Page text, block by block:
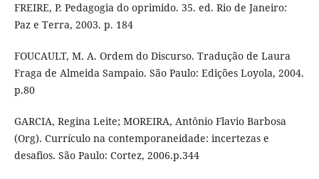
FREIRE, P. Pedagogia do oprimido. 35. ed. Rio de Janeiro:
Paz e Terra, 2003. p. 184
FOUCAULT, M. A. Ordem do Discurso. Tradução de Laura
Fraga de Almeida Sampaio. São Paulo: Edições Loyola, 2004.
p.80
GARCIA, Regina Leite; MOREIRA, Antônio Flavio Barbosa
(Org). Currículo na contemporaneidade: incertezas e
desafios. São Paulo: Cortez, 2006.p.344